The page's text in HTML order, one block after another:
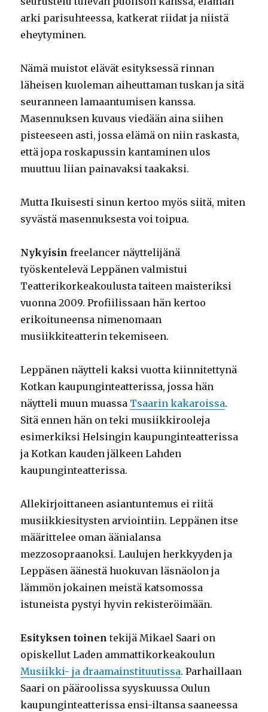
arki parisuhteessa, katkerat riidat ja niistä
eheytyminen.
Nämä muistot elävät esityksessä rinnan
läheisen kuoleman aiheuttaman tuskan ja sitä
seuranneen lamaantumisen kanssa.
Masennuksen kuvaus viedään aina siihen
pisteeseen asti, jossa elämä on niin raskasta,
että jopa roskapussin kantaminen ulos
muuttuu liian painavaksi taakaksi.
Mutta Ikuisesti sinun kertoo myös siitä, miten
syvästä masennuksesta voi toipua.
Nykyisin freelancer näyttelijänä
työskentelevä Leppänen valmistui
Teatterikorkeakoulusta taiteen maisteriksi
vuonna 2009. Profiilissaan hän kertoo
erikoituneensa nimenomaan
musiikkiteatterin tekemiseen.
Leppänen näytteli kaksi vuotta kiinnitettynä
Kotkan kaupunginteatterissa, jossa hän
näytteli muun muassa Tsaarin kakaroissa.
Sitä ennen hän on teki musiikkirooleja
esimerkiksi Helsingin kaupunginteatterissa
ja Kotkan kauden jälkeen Lahden
kaupunginteatterissa.
Allekirjoittaneen asiantuntemus ei riitä
musiikkiesitysten arviointiin. Leppänen itse
määrittelee oman äänialansa
mezzosopraanoksi. Laulujen herkkyyden ja
Leppäsen äänestä huokuvan läsnäolon ja
lämmön jokainen meistä katsomossa
istuneista pystyi hyvin rekisteröimään.
Esityksen toinen tekijä Mikael Saari on
opiskellut Laden ammattikorkeakoulun
Musiikki- ja draamainstituutissa. Parhaillaan
Saari on pääroolissa syyskuussa Oulun
kaupunginteatterissa ensi-iltansa saaneessa